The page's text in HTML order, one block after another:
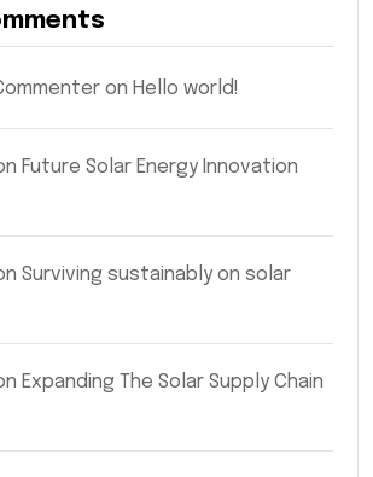
on Hello world!
Future Solar Energy Innovation
Surviving sustainably on solar
Expanding The Solar Supply Chain